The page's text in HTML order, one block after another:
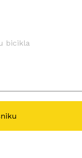
bicikla